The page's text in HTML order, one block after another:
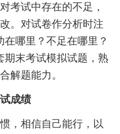
考试中存在的不足，
。对试卷作分析时注
哪里？不足在哪里？
期末考试模拟试题，熟
解题能力。
成绩
相信自己能行，以